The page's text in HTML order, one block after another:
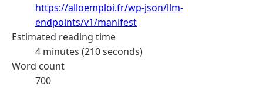
https://alloemploi.fr/wp-json/llm-
endpoints/v1/manifest
Estimated reading time
4 minutes (210 seconds)
Word count
700